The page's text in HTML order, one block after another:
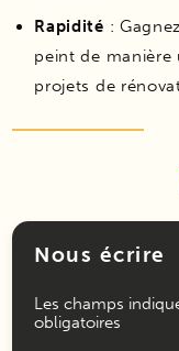
Rapidité :
peint de
projets de
Nous écrire
Les champs
obligatoires